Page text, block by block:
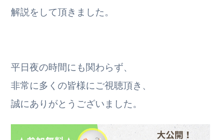
解説をして頂きました。
平日夜の時間にも関わらず、
非常に多くの皆様にご視聴頂き、
誠にありがとうございました。